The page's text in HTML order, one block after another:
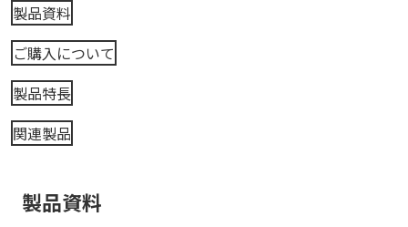
製品資料
ご購入について
製品特長
関連製品
製品資料